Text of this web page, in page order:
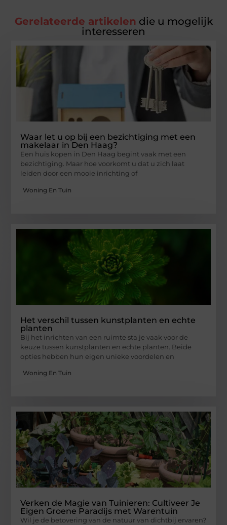
Gerelateerde artikelen die u mogelijk
interesseren
Waar let u op bij een bezichtiging met een
makelaar in Den Haag?
Een huis kopen in Den Haag begint vaak met een
bezichtiging. Maar hoe voorkomt u dat u zich laat
leiden door een mooie inrichting of
Woning En Tuin
Het verschil tussen kunstplanten en echte
planten
Bij het inrichten van een ruimte sta je vaak voor de
keuze tussen kunstplanten en echte planten. Beide
opties hebben hun eigen unieke voordelen en
Woning En Tuin
Verken de Magie van Tuinieren: Cultiveer Je
Eigen Groene Paradijs met Warentuin
Wil je de betovering van de natuur van dichtbij ervaren?